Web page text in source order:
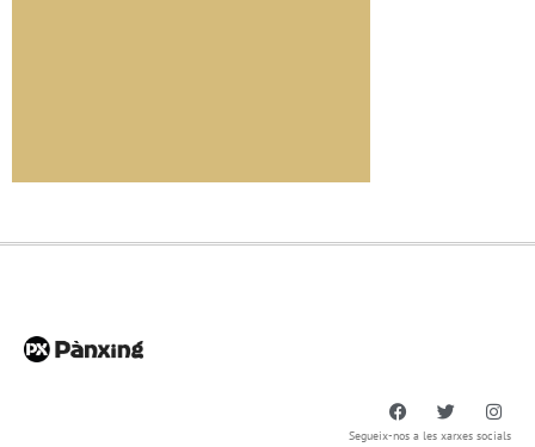
Segueix-nos a les xarxes socials